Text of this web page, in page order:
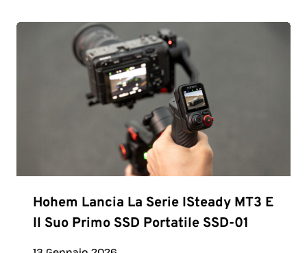
Hohem Lancia La Serie ISteady MT3 E
Il Suo Primo SSD Portatile SSD-01